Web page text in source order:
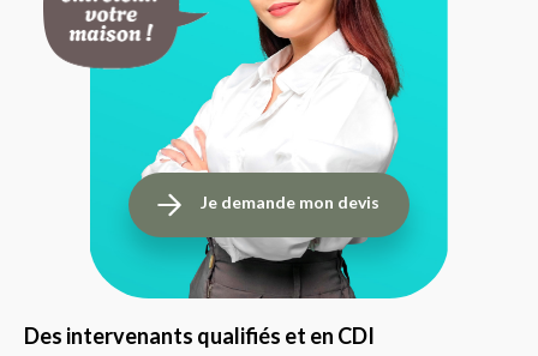
Je demande mon devis
Des intervenants qualifiés et en CDI